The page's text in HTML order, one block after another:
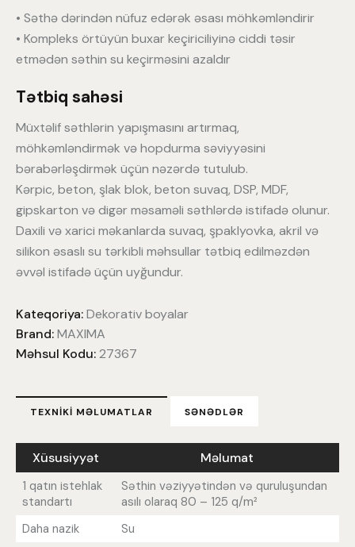
• Səthə dərindən nüfuz edərək əsası möhkəmləndirir
• Kompleks örtüyün buxar keçiriciliyinə ciddi təsir
etmədən səthin su keçirməsini azaldır
Tətbiq sahəsi
Müxtəlif səthlərin yapışmasını artırmaq,
möhkəmləndirmək və hopdurma səviyyəsini
bərabərləşdirmək üçün nəzərdə tutulub.
Kərpic, beton, şlak blok, beton suvaq, DSP, MDF,
gipskarton və digər məsaməli səthlərdə istifadə olunur.
Daxili və xarici məkanlarda suvaq, şpaklyovka, akril və
silikon əsaslı su tərkibli məhsullar tətbiq edilməzdən
əvvəl istifadə üçün uyğundur.
Kateqoriya:Dekorativ boyalar
Brand:MAXIMA
Məhsul Kodu:27367
TEXNIKI MƏLUMATLAR SƏNƏDLƏR
Xüsusiyyət Məlumat
1 qatın istehlak
standartı
Səthin vəziyyətindən və quruluşundan
asılı olaraq 80 – 125 q/m²
Daha nazik
Su